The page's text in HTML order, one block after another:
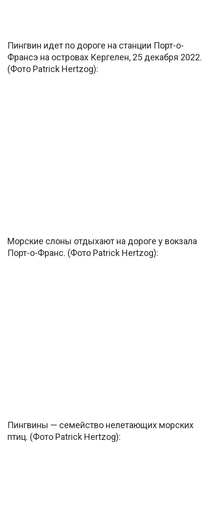
Пингвин идет по дороге на станции Порт-о-
Франсэ на островах Кергелен, 25 декабря 2022.
(Фото Patrick Hertzog):
Морские слоны отдыхают на дороге у вокзала
Порт-о-Франс. (Фото Patrick Hertzog):
Пингвины — семейство нелетающих морских
птиц. (Фото Patrick Hertzog):